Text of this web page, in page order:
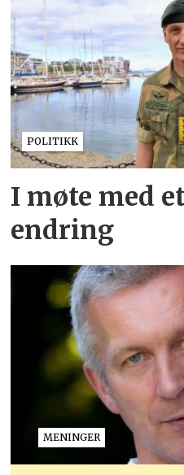
POLITIKK
I møte med
endring
MENINGER